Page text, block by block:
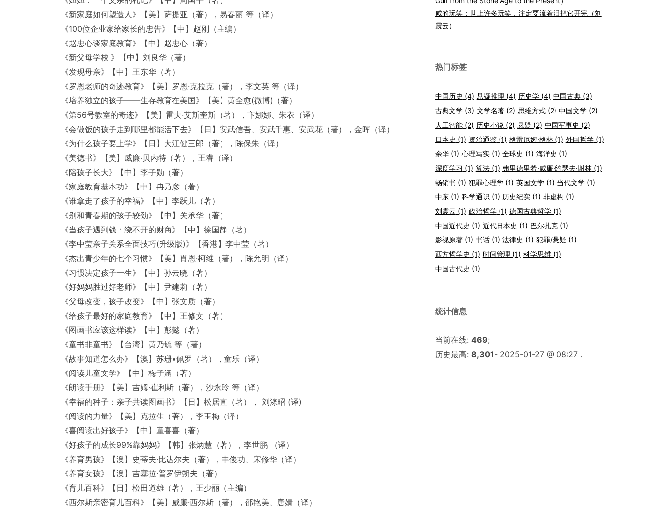
《新家庭如何塑造人》【美】萨提亚（著），易春丽 等（译）
《100位企业家给家长的忠告》【中】赵刚（主编）
《赵忠心谈家庭教育》【中】赵忠心（著）
《新父母学校 》【中】刘良华（著）
《发现母亲》【中】王东华（著）
《罗恩老师的奇迹教育》【美】罗恩·克拉克（著），李文英 等（译）
《培养独立的孩子——生存教育在美国》【美】黄全愈(微博)（著）
《第56号教室的奇迹》【美】雷夫·艾斯奎斯（著），卞娜娜、朱衣（译）
《会做饭的孩子走到哪里都能活下去》【日】安武信吾、安武千惠、安武花（著），金晖（译）
《为什么孩子要上学》【日】大江健三郎（著），陈保朱（译）
《美德书》【美】威廉·贝内特（著），王睿（译）
《陪孩子长大》【中】李子勋（著）
《家庭教育基本功》【中】冉乃彦（著）
《谁拿走了孩子的幸福》【中】李跃儿（著）
《别和青春期的孩子较劲》【中】关承华（著）
《当孩子遇到钱：绕不开的财商》【中】徐国静（著）
《李中莹亲子关系全面技巧(升级版)》【香港】李中莹（著）
《杰出青少年的七个习惯》【美】肖恩·柯维（著），陈允明（译）
《习惯决定孩子一生》【中】孙云晓（著）
《好妈妈胜过好老师》【中】尹建莉（著）
《父母改变，孩子改变》【中】张文质（著）
《给孩子最好的家庭教育》【中】王修文（著）
《图画书应该这样读》【中】彭懿（著）
《童书非童书》【台湾】黄乃毓 等（著）
《故事知道怎么办》【澳】苏珊•佩罗（著），童乐（译）
《阅读儿童文学》【中】梅子涵（著）
《朗读手册》【美】吉姆·崔利斯（著），沙永玲 等（译）
《幸福的种子：亲子共读图画书》【日】松居直（著）， 刘涤昭 (译)
《阅读的力量》【美】克拉生（著），李玉梅（译）
《喜阅读出好孩子》【中】童喜喜（著）
《好孩子的成长99%靠妈妈》【韩】张炳慧（著），李世鹏 （译）
《养育男孩》【澳】史蒂夫·比达尔夫（著），丰俊功、宋修华（译）
《养育女孩》【澳】吉塞拉·普罗伊朔夫（著）
《育儿百科》【日】松田道雄（著），王少丽（主编）
《西尔斯亲密育儿百科》【美】威廉·西尔斯（著），邵艳美、唐婧（译）
咸的玩笑：世上许多玩笑，注定要流着泪把它开完（刘
震云）
热门标签
中国历史 (4) 悬疑推理 (4) 历史学(4) 中国古典(3)
古典文学(3) 文学名著(2) 思维方式(2) 中国文学(2)
人工智能(2) 历史小说(2) 悬疑 (2) 中国军事史 (2)
日本史 (1) 资治通鉴(1) 格雷厄姆·格林(1) 外国哲学(1)
余华(1) 心理写实(1) 全球史 (1) 海洋史 (1)
深度学习 (1) 算法(1) 弗里德里希·威廉·约瑟夫·谢林(1)
畅销书 (1) 犯罪心理学(1) 英国文学(1) 当代文学(1)
中东(1) 科学通识 (1) 历史纪实(1) 非虚构 (1)
刘震云 (1) 政治哲学(1) 德国古典哲学(1)
中国近代史 (1) 近代日本史 (1) 巴尔扎克(1)
影视原著(1) 书话(1) 法律史 (1) 犯罪/悬疑 (1)
西方哲学史 (1) 时间管理 (1) 科学思维(1)
中国古代史 (1)
统计信息
当前在线: 469;
历史最高: 8,301- 2025-01-27 @ 08:27 .